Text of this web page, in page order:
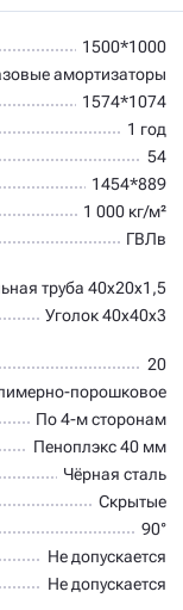
1500*1000
амортизаторы
1574*1074
1 год
54
1454*889
1 000 кг/м²
ГВЛв
труба 40х20х1,5
Уголок 40х40х3
20
порошковое
По 4-м сторонам
Пеноплэкс 40 мм
Чёрная сталь
Скрытые
90°
Не допускается
Не допускается